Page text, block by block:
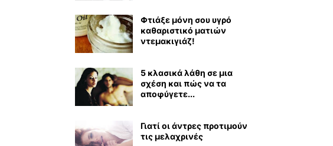
Φτιάξε μόνη σου υγρό
καθαριστικό ματιών
ντεμακιγιάζ!
5 κλασικά λάθη σε μια
σχέση και πώς να τα
αποφύγετε...
Γιατί οι άντρες προτιμούν
τις μελαχρινές